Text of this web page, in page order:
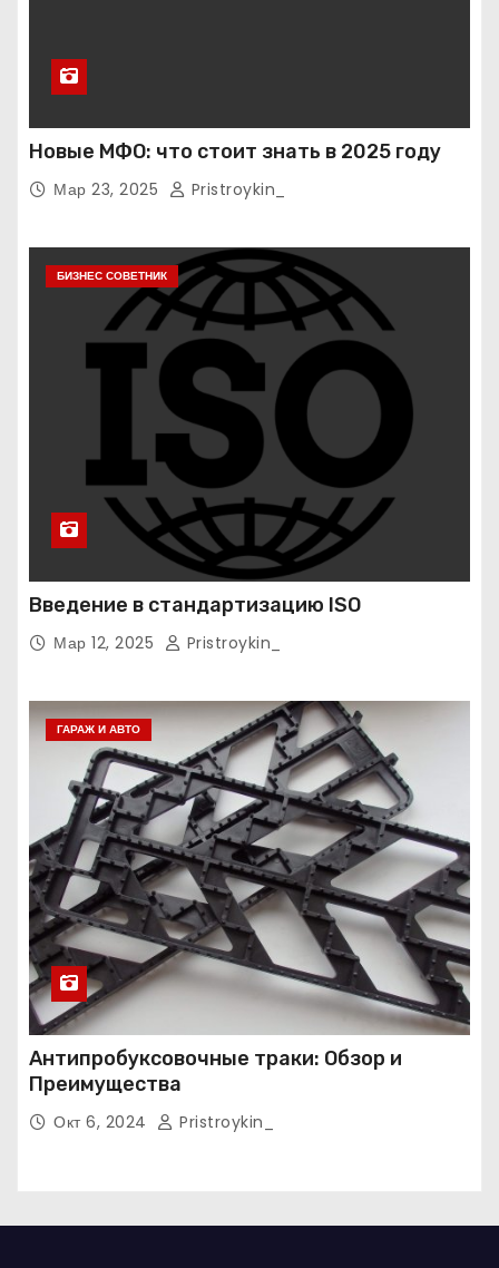
Новые МФО: что стоит знать в 2025 году
Мар 23, 2025 Pristroykin_
БИЗНЕС СОВЕТНИК
Введение в стандартизацию ISO
Мар 12, 2025 Pristroykin_
ГАРАЖ И АВТО
Антипробуксовочные траки: Обзор и
Преимущества
Окт 6, 2024 Pristroykin_